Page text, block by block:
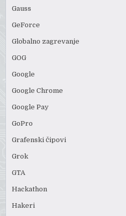
Gauss
GeForce
Globalno zagrevanje
GOG
Google
Google Chrome
Google Pay
GoPro
Grafenski čipovi
Grok
GTA
Hackathon
Hakeri